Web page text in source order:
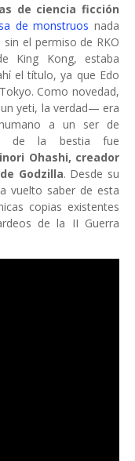
de ciencia ficción
de monstruos nada
el permiso de RKO
King Kong, estaba
el título, ya que Edo
Como novedad,
yeti, la verdad— era
a un ser de
de la bestia fue
Ohashi, creador
Godzilla. Desde su
vuelto saber de esta
copias existentes
de la II Guerra